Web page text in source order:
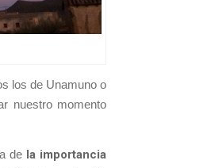
los de Unamuno o
nuestro momento
dela importancia